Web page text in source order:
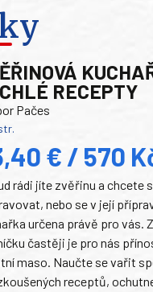
RECEPTY
Pačes
€ / 570
rádi jíte zvěřinu a chcete
nebo se v její
určena právě pro vás.
častěji je pro nás
maso. Naučte se vařit
receptů,